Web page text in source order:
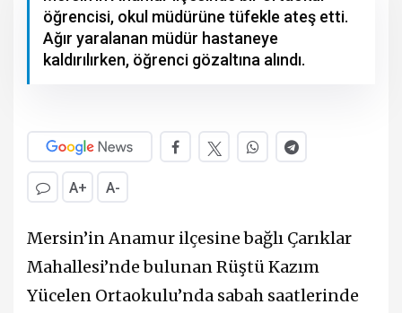
öğrencisi, okul müdürüne tüfekle ateş etti.
Ağır yaralanan müdür hastaneye
kaldırılırken, öğrenci gözaltına alındı.
A+ A-
Mersin’in Anamur ilçesine bağlı Çarıklar
Mahallesi’nde bulunan Rüştü Kazım
Yücelen Ortaokulu’nda sabah saatlerinde